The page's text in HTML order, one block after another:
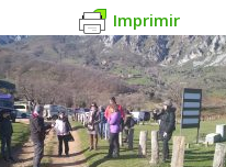
Imprimir